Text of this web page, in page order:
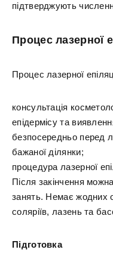
підтверджують
Процес лазерної
Процес лазерної
консультація
епідермісу та
безпосередньо перед
бажаної ділянки;
процедура лазерної
Після закінчення
занять. Немає жодних
соляріїв, лазень та
Підготовка